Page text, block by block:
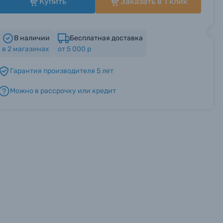
В наличии
в 2магазинах
Бесплатная доставка
от 5 000 р
Гарантия производителя 5 лет
Можно в рассрочку или кредит